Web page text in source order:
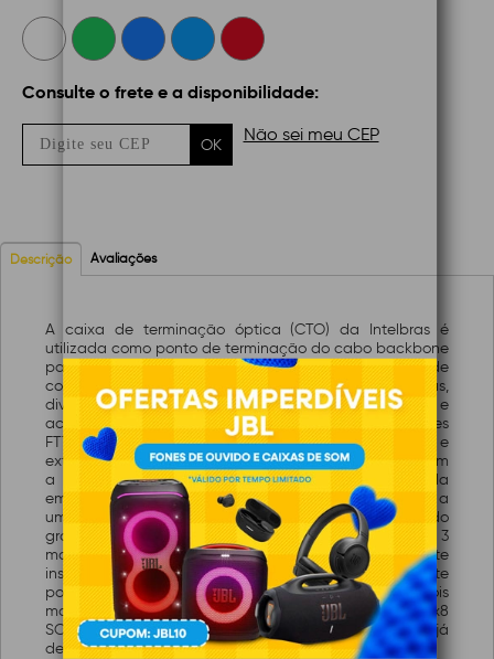
Consulte o frete e a disponibilidade:
OK Não sei meu CEP
Descrição Avaliações
A caixa de terminação óptica (CTO) da Intelbras é
utilizada como ponto de terminação do cabo backbone
para conectar com o cabo drop na rede de sistemas de
comunicação FTTx. Na CTO, pode-se realizar emendas,
divisão e distribuição das fibras, fornecendo proteção e
acomodação adequada para construção de redes
FTTx. Pode ser instalada em ambientes internos e
externos, podendo ser fixada em parede ou poste. Com
a sua estrutura completamente fechada e fabricada
em PC+ABS, a CTO Intelbras oferece proteção a
umidade, poeira, envelhecimento e água, possuindo
grau de proteção IP 55. A CTO Intelbras possui 3
modelos, sendo uma sem nenhum splitter previamente
instalado (XFCT 1600), o qual proporciona que o cliente
possa instalar o splitter conforme desejar e outros dois
modelos que já possuem os splitters nos modelos 1x8
SC/APC (XFCT 1608) ou 1x16 SC/APC (XFCT 1616) já
devidamente instalados na caixa.